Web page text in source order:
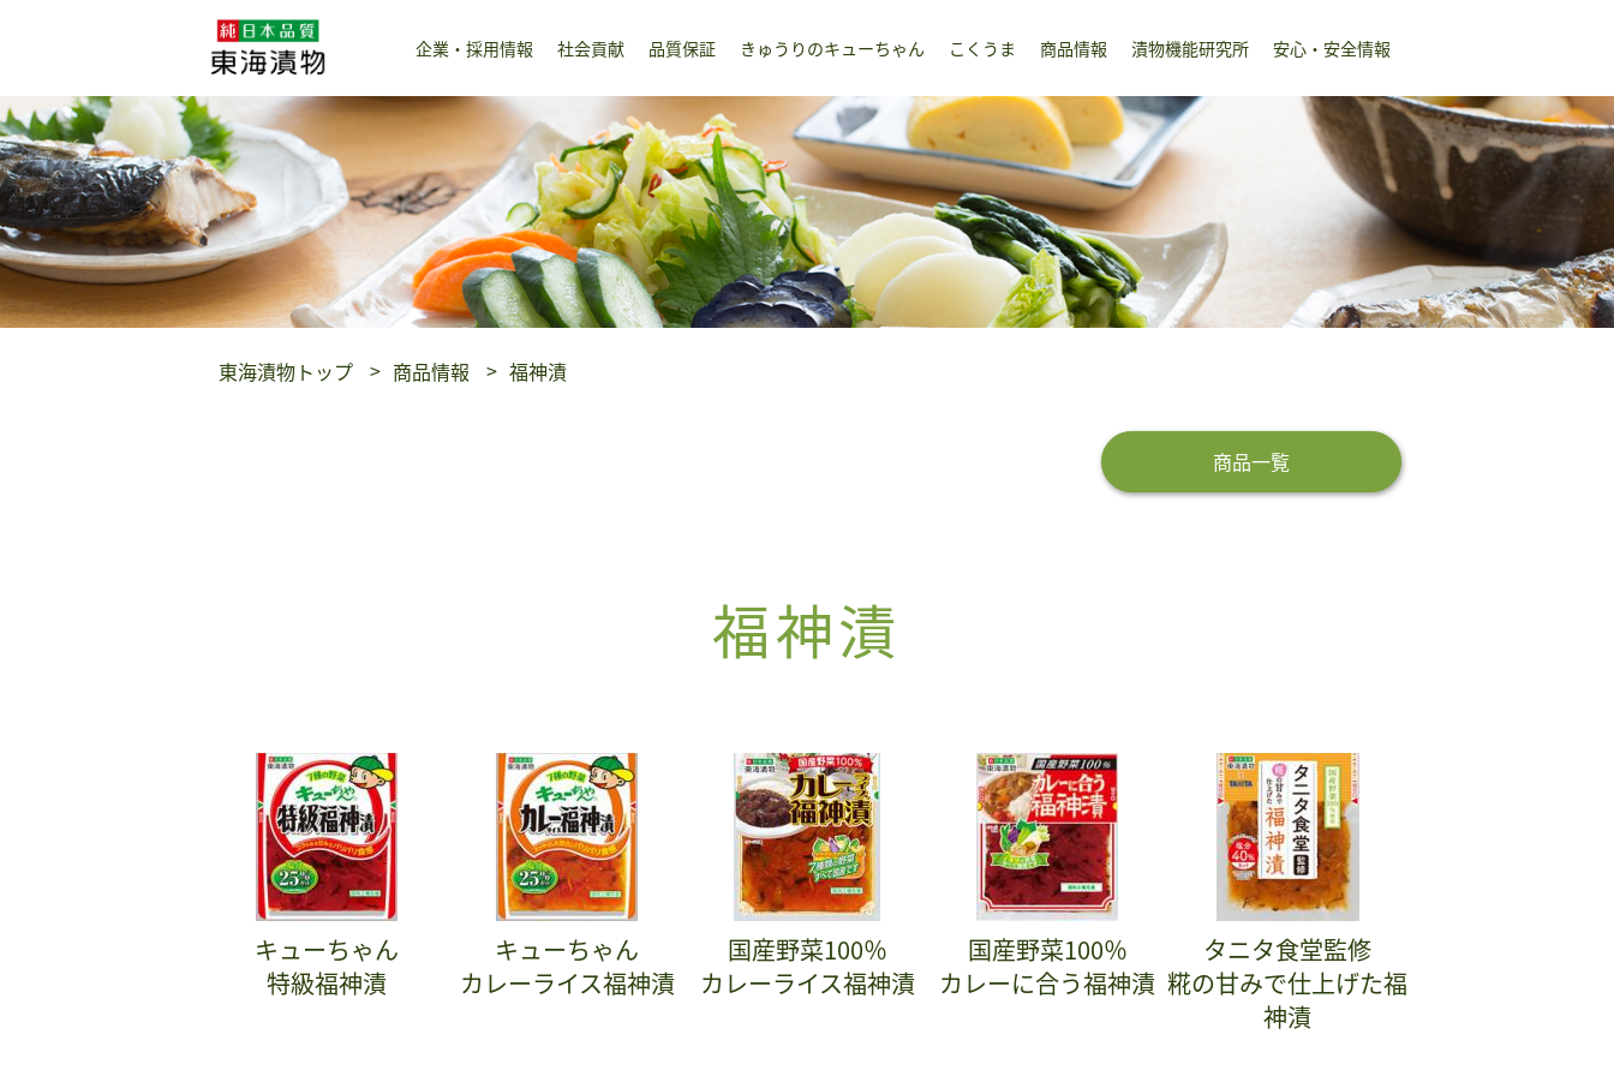
企業・採用情報 社会貢献 品質保証 きゅうりのキューちゃん こくうま 商品情報 漬物機能研究所 安心・安全情報
東海漬物トップ 商品情報 福神漬
商品一覧
福神漬
キューちゃん
特級福神漬
キューちゃん
カレーライス福神漬
国産野菜100％
カレーライス福神漬
国産野菜100％
カレーに合う福神漬
タニタ食堂監修
糀の甘みで仕上げた福
神漬